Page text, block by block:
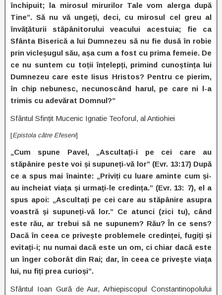
închipuit; la mirosul mirurilor Tale vom alerga după
Tine”. Să nu vă ungeți, deci, cu mirosul cel greu al
învățăturii stăpânitorului veacului acestuia; fie ca
Sfânta Biserică a lui Dumnezeu să nu fie dusă în robie
prin vicleșugul său, așa cum a fost cu prima femeie. De
ce nu suntem cu toții înțelepți, primind cunoștința lui
Dumnezeu care este Iisus Hristos? Pentru ce pierim,
în chip nebunesc, necunoscând harul, pe care ni l-a
trimis cu adevărat Domnul?”
Sfântul Sfințit Mucenic Ignatie Teoforul, al Antiohiei
[Epistola către Efeseni]
„Cum spune Pavel, „Ascultați-i pe cei care au
stăpânire peste voi și supuneți-vă lor” (Evr. 13:17) După
ce a spus mai înainte: „Priviți cu luare aminte cum și-
au incheiat viața și urmați-le credința.” (Evr. 13: 7), el a
spus apoi: „Ascultați pe cei care au stăpânire asupra
voastră și supuneți-vă lor.” Ce atunci (zici tu), când
este rău, ar trebui să ne supunem? Rău? În ce sens?
Dacă în ceea ce privește problemele credinței, fugiți și
evitați-i; nu numai dacă este un om, ci chiar dacă este
un înger coborât din Rai; dar, în ceea ce privește viața
lui, nu fiți prea curioși”.
Sfântul Ioan Gură de Aur, Arhiepiscopul Constantinopolului